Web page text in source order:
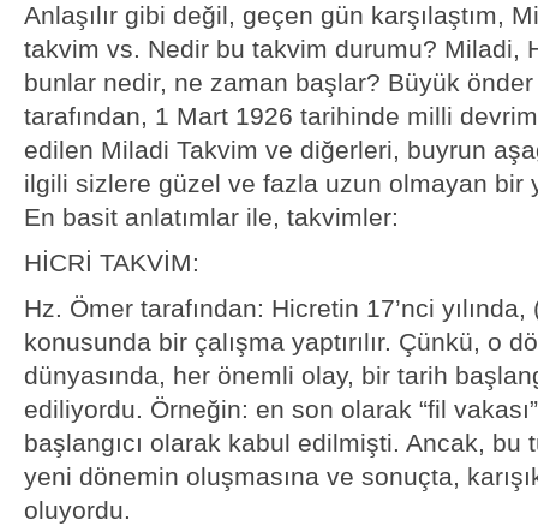
Anlaşılır gibi değil, geçen gün karşılaştım,
takvim vs. Nedir bu takvim durumu? Miladi,
bunlar nedir, ne zaman başlar? Büyük
tarafından, 1 Mart 1926 tarihinde milli
edilen Miladi Takvim ve diğerleri, buyrun
ilgili sizlere güzel ve fazla uzun olmayan bir
En basit anlatımlar ile, takvimler:
HİCRİ TAKVİM:
Hz. Ömer tarafından: Hicretin 17’nci
konusunda bir çalışma yaptırılır. Çünkü, o
dünyasında, her önemli olay, bir tarih
ediliyordu. Örneğin: en son olarak “fil
başlangıcı olarak kabul edilmişti. Ancak, bu
yeni dönemin oluşmasına ve sonuçta,
oluyordu.